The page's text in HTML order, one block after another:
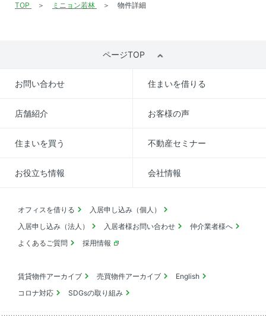
TOP ミニョン若林 物件詳細
ページTOP
お問い合わせ 住まいを借りる
店舗紹介 お客様の声
住まいを買う 不動産セミナー
お役立ち情報 会社情報
オフィスを借りる
入居申し込み（個人）
入居申し込み（法人）
入居者様お問い合わせ
仲介業者様へ
よくあるご質問
採用情報
賃貸物件アーカイブ 売買物件アーカイブ
English
コロナ対応
SDGsの取り組み